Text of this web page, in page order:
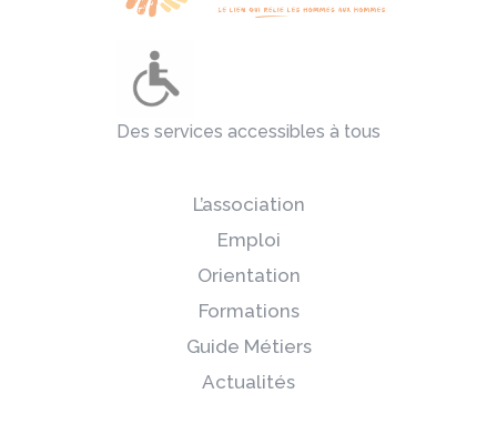
Des services accessibles à tous
L’association
Emploi
Orientation
Formations
Guide Métiers
Actualités